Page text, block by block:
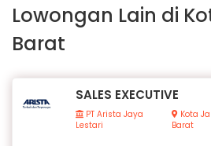
Lowongan Lain di
Barat
SALES EXECUTIVE
PT Arista Jaya
Lestari
Kota
Barat